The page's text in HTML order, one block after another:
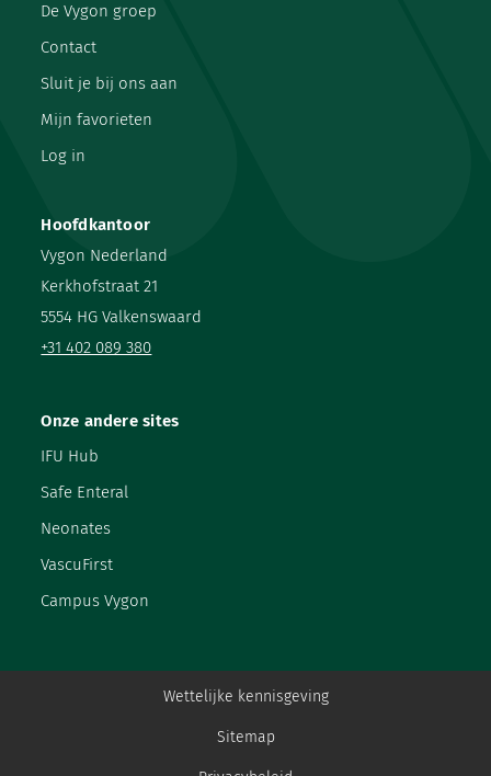
Hoofdkantoor
Vygon Nederland
Kerkhofstraat 21
5554 HG Valkenswaard
+31 402 089 380
De Vygon groep
Contact
Sluit je bij ons aan
Mijn favorieten
Log in
Onze andere sites
IFU Hub
Safe Enteral
Neonates
VascuFirst
Campus Vygon
Wettelijke kennisgeving
Sitemap